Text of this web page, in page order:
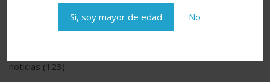
Si, soy mayor de edad No
(13)
noticias (123)